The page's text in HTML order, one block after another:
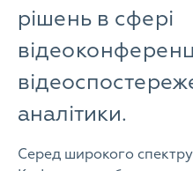
рішень в сфері
аналітики.
Серед широкого